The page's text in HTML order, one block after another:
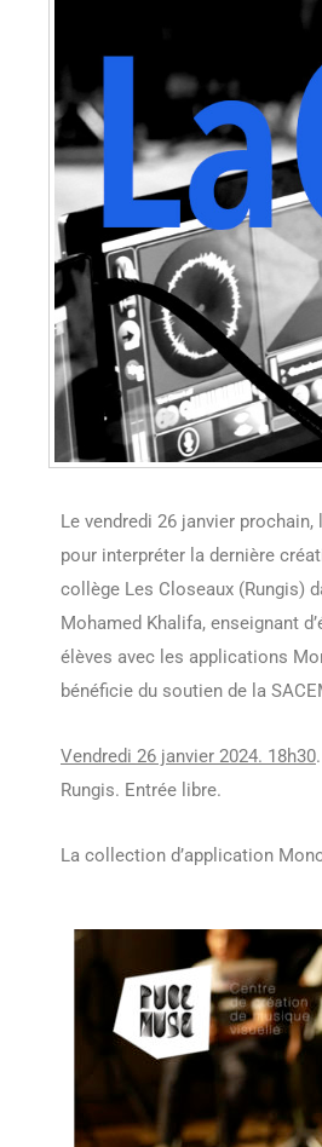
Le vendredi 26 janvier prochain,
pour interpréter la dernière
collège Les Closeaux (Rungis)
Mohamed Khalifa, enseignant
élèves avec les applications
bénéficie du soutien de la
Vendredi 26 janvier 2024. 18h30
Rungis. Entrée libre.
La collection d’application